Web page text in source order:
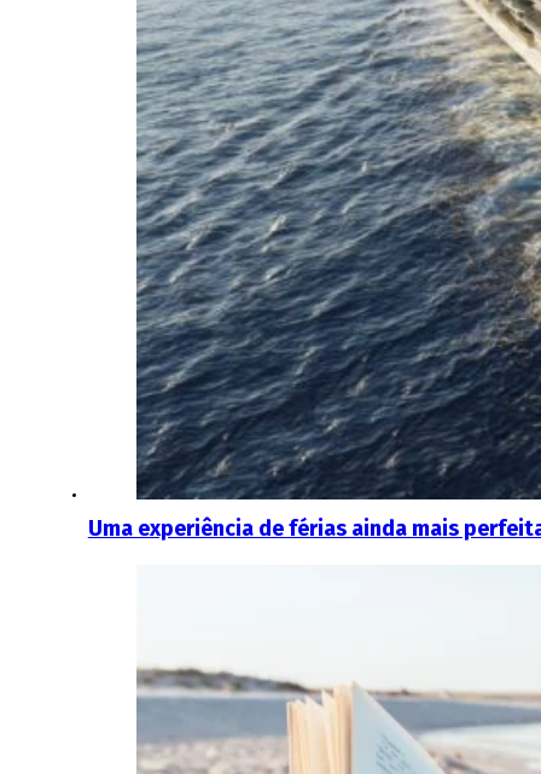
Uma experiência de férias ainda mais